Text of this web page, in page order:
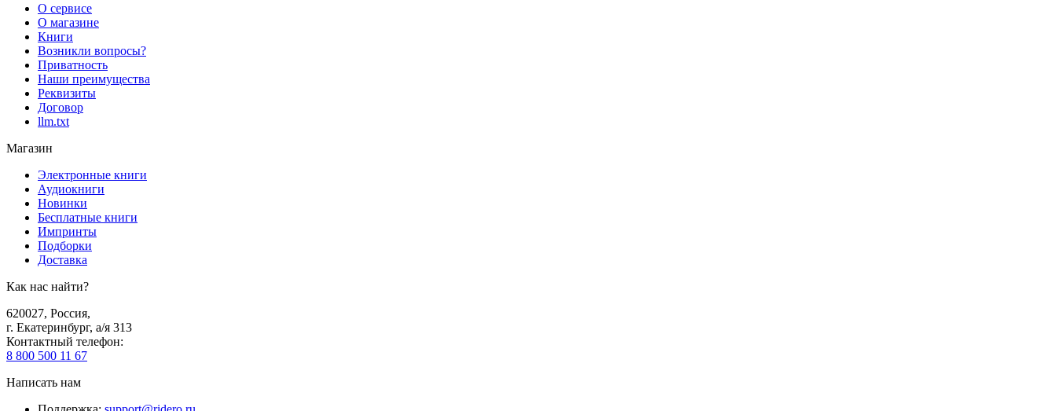
О сервисе
О магазине
Книги
Возникли вопросы?
Приватность
Наши преимущества
Реквизиты
Договор
llm.txt
Магазин
Электронные книги
Аудиокниги
Новинки
Бесплатные книги
Импринты
Подборки
Доставка
Как нас найти?
620027, Россия,
г. Екатеринбург, а/я 313
Контактный телефон:
8 800 500 11 67
Написать нам